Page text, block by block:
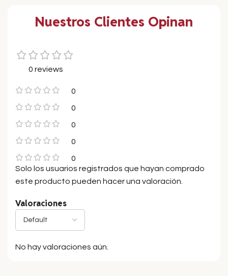
Nuestros Clientes Opinan
0 reviews
0
0
0
0
0
Valoraciones
No hay valoraciones aún.
Solo los usuarios registrados que hayan comprado
este producto pueden hacer una valoración.